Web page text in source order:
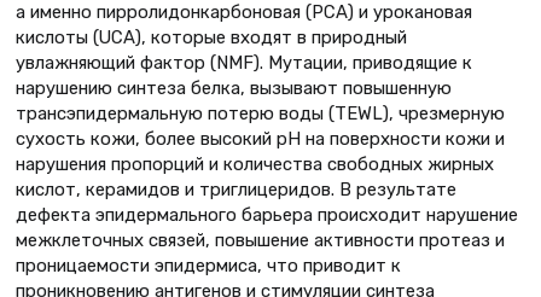
а именно пирролидонкарбоновая (PCA) и урокановая
кислоты (UCA), которые входят в природный
увлажняющий фактор (NMF). Мутации, приводящие к
нарушению синтеза белка, вызывают повышенную
трансэпидермальную потерю воды (TEWL), чрезмерную
сухость кожи, более высокий рН на поверхности кожи и
нарушения пропорций и количества свободных жирных
кислот, керамидов и триглицеридов. В результате
дефекта эпидермального барьера происходит нарушение
межклеточных связей, повышение активности протеаз и
проницаемости эпидермиса, что приводит к
проникновению антигенов и стимуляции синтеза